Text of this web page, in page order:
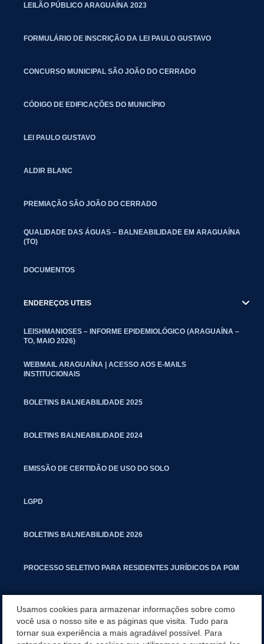
LEILÃO PÚBLICO ARAGUAÍNA 2023
FORMULÁRIO DE INSCRIÇÃO DA LEI PAULO GUSTAVO
CONCURSO MUNICIPAL SÃO JOÃO DO CERRADO
CÓDIGO DE EDIFICAÇÕES DO MUNICÍPIO
LEI PAULO GUSTAVO
ALDIR BLANC
PREMIAÇÃO SÃO JOÃO DO CERRADO
QUALIDADE DAS ÁGUAS – BALNEABILIDADE EM ARAGUAÍNA
(TO)
DOCUMENTOS
ENDEREÇOS UTEIS
LEISHMANIOSES – INFORME EPIDEMIOLÓGICO (ARAGUAÍNA –
TO, MAIO 2026)
WEBMAIL ARAGUAÍNA | ACESSO AOS E-MAILS
INSTITUCIONAIS
BOLETINS BALNEABILIDADE 2025
BOLETINS BALNEABILIDADE 2024
EMISSÃO DE CERTIDÃO DE USO DO SOLO
LGPD
BOLETINS BALNEABILIDADE 2026
PROCESSO SELETIVO PARA RESIDENTES JURÍDICOS DA PGM
MANUAL DE PROCEDIMENTOS IMOBILIÁRIOS SEINFRA
Usamos cookies para armazenar informações sobre como
você usa o nosso site e as páginas que visita. Tudo para
tornar sua experiência a mais agradável possível. Para